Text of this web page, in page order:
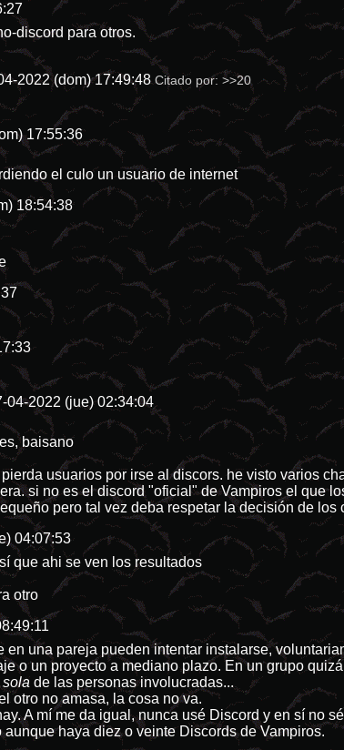
discord para otros.
2022 (dom) 17:49:48 Citado por:>>20
17:55:36
el culo un usuario de internet
18:54:38
04-2022 (jue) 02:34:04
baisano
usuarios por irse al discors. he visto varios
si no es el discord "oficial" de Vampiros el que
pero tal vez deba respetar la decisión de
04:07:53
que ahi se ven los resultados
otro
en una pareja pueden intentar instalarse,
o un proyecto a mediano plazo. En un grupo
de las personas involucradas...
otro no amasa, la cosa no va.
A mí me da igual, nunca usé Discord y en sí no
haya diez o veinte Discords de Vampiros.